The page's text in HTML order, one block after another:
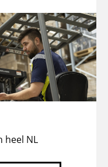
heel NL